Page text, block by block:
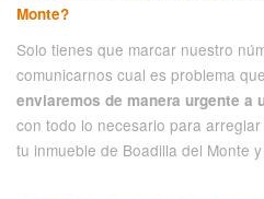
Monte?
Solo tienes que marcar nuestro
comunicarnos cual es problema
enviaremos de manera urgente a
con todo lo necesario para
tu inmueble de Boadilla del Monte